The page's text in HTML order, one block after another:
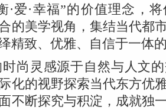
·爱·幸福”的价值理念，
的美学视角，集结当代都
精致、优雅、自信于一体
灵感源于自然与人文的
化的视野探索当代东方优
不断探究与积淀，成就独